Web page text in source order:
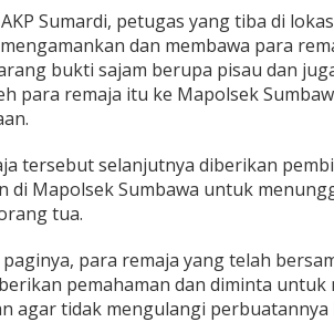
Sumardi, petugas yang tiba di
dan membawa para
bukti sajam berupa pisau dan
para remaja itu ke Mapolsek
tersebut selanjutnya diberikan
di Mapolsek Sumbawa untuk
tua.
paginya, para remaja yang telah
pemahaman dan diminta
agar tidak mengulangi perbuatannya